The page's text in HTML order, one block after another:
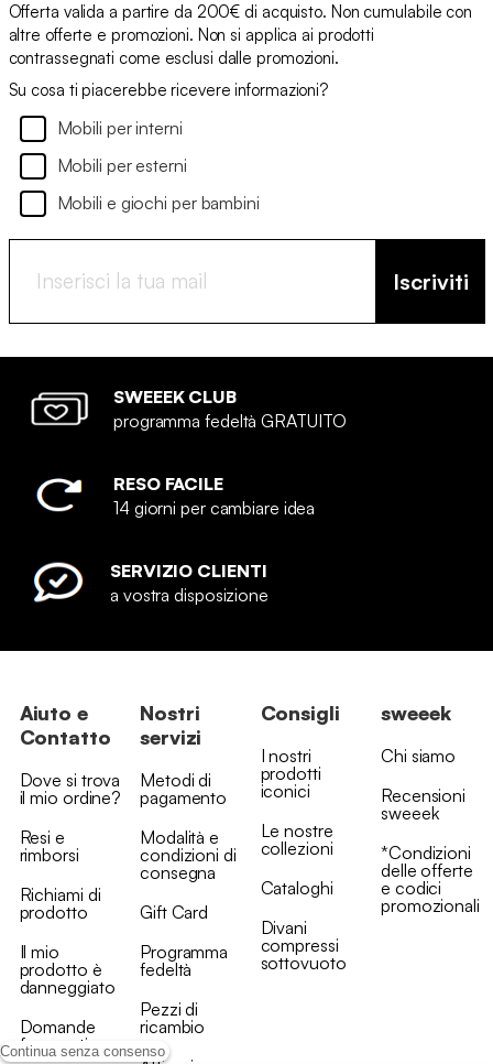
Continua senza consenso
Offerta valida a partire da 200€ di acquisto. Non cumulabile con
altre offerte e promozioni. Non si applica ai prodotti
contrassegnati come esclusi dalle promozioni.
Su cosa ti piacerebbe ricevere informazioni?
Mobili per interni
Mobili per esterni
Mobili e giochi per bambini
Iscriviti
SWEEEK CLUB
programma fedeltà GRATUITO
RESO FACILE
14 giorni per cambiare idea
SERVIZIO CLIENTI
a vostra disposizione
Aiuto e
Contatto
Dove si trova
il mio ordine?
Resi e
rimborsi
Richiami di
prodotto
Il mio
prodotto è
danneggiato
Domande
frequenti
Nostri
servizi
Metodi di
pagamento
Modalità e
condizioni di
consegna
Gift Card
Programma
fedeltà
Pezzi di
ricambio
Consigli
I nostri
prodotti
iconici
Le nostre
collezioni
Cataloghi
Divani
compressi
sottovuoto
sweeek
Chi siamo
Recensioni
sweeek
*Condizioni
delle offerte
e codici
promozionali